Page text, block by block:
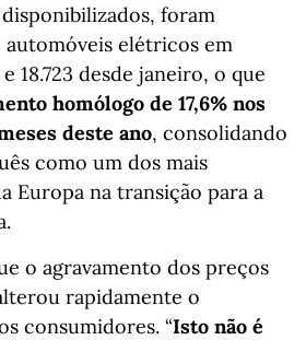
foram
automóveis elétricos em
18.723 desde janeiro, o que
homólogo de 17,6% nos
deste ano, consolidando
como um dos mais
Europa na transição para a
o agravamento dos preços
rapidamente o
consumidores. “Isto não é